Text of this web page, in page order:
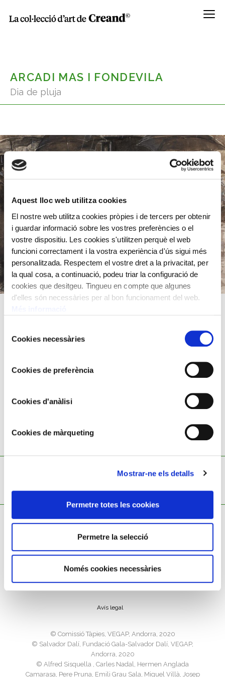
Aquest lloc web utilitza cookies
El nostre web utilitza cookies pròpies i de tercers per obtenir
i guardar informació sobre les vostres preferències o el
vostre dispositiu. Les cookies s'utilitzen perquè el web
funcioni correctament i la vostra experiència d'ús sigui més
personalitzada. Respectem el vostre dret a la privacitat, per
la qual cosa, a continuació, podeu triar la configuració de
cookies que desitgeu. Tingueu en compte que algunes
d'elles són necessàries per al bon funcionament del web.
deCookies necessàries
Cookies de preferència
Cookies d'anàlisi
Cookies de màrqueting
Mostrar-ne els detalls
Permetre totes les cookies
Permetre la selecció
Només cookies necessàries
Menú
ARCADI MAS I FONDEVILA
Dia de pluja
33 x 47cm
Política de cookies
Avís legal
©️ Comissió Tàpies, VEGAP, Andorra, 2020
©️ Salvador Dalí, Fundació Gala-Salvador Dalí, VEGAP,
Andorra, 2020
©️ Alfred Sisquella , Carles Nadal, Hermen Anglada
Camarasa, Pere Pruna, Emili Grau Sala, Miquel Villà, Josep